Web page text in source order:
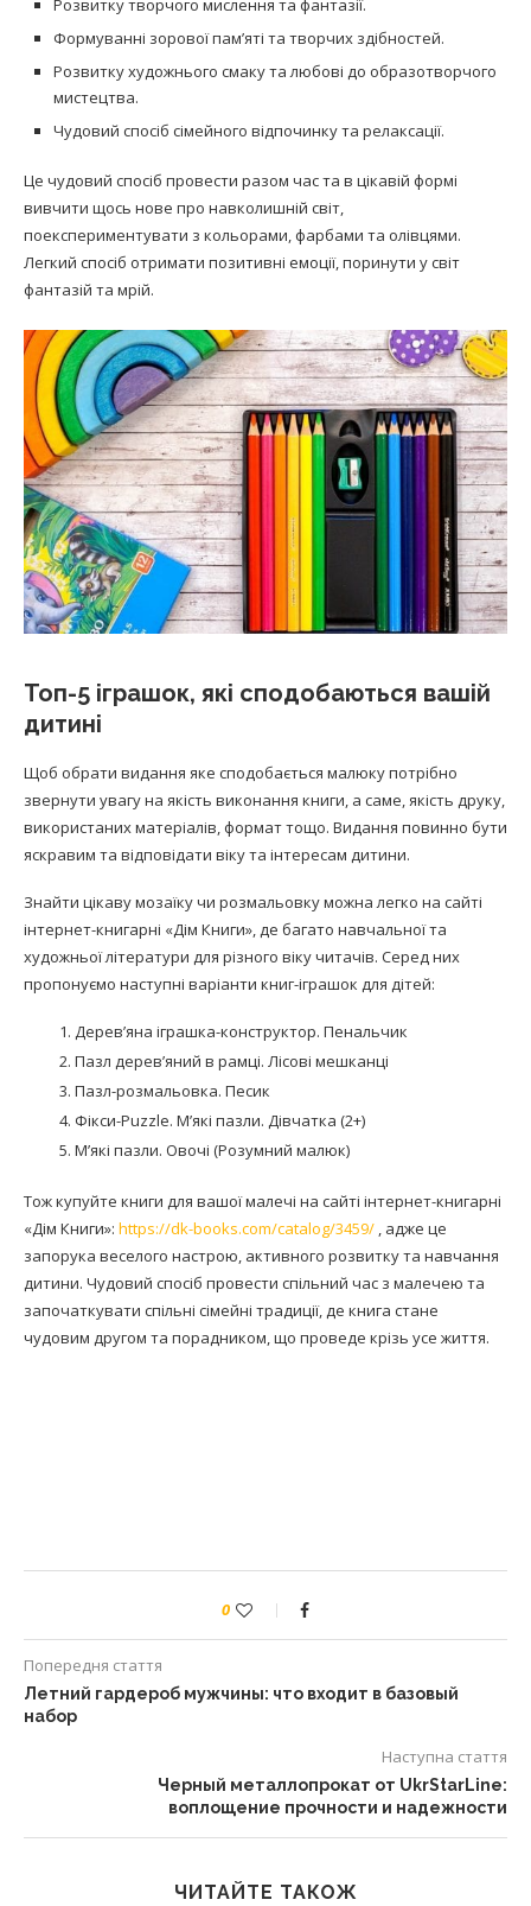
Розвитку творчого мислення та фантазії.
Формуванні зорової пам’яті та творчих здібностей.
Розвитку художнього смаку та любові до образотворчого
мистецтва.
Чудовий спосіб сімейного відпочинку та релаксації.
Це чудовий спосіб провести разом час та в цікавій формі
вивчити щось нове про навколишній світ,
поекспериментувати з кольорами, фарбами та олівцями.
Легкий спосіб отримати позитивні емоції, поринути у світ
фантазій та мрій.
Топ-5 іграшок, які сподобаються вашій
дитині
Щоб обрати видання яке сподобається малюку потрібно
звернути увагу на якість виконання книги, а саме, якість друку,
використаних матеріалів, формат тощо. Видання повинно бути
яскравим та відповідати віку та інтересам дитини.
Знайти цікаву мозаїку чи розмальовку можна легко на сайті
інтернет-книгарні «Дім Книги», де багато навчальної та
художньої літератури для різного віку читачів. Серед них
пропонуємо наступні варіанти книг-іграшок для дітей:
Дерев’яна іграшка-конструктор. Пенальчик
Пазл дерев’яний в рамці. Лісові мешканці
Пазл-розмальовка. Песик
Фікси-Puzzle. М’які пазли. Дівчатка (2+)
М’які пазли. Овочі (Розумний малюк)
Тож купуйте книги для вашої малечі на сайті інтернет-книгарні
«Дім Книги»: https://dk-books.com/catalog/3459/ , адже це
запорука веселого настрою, активного розвитку та навчання
дитини. Чудовий спосіб провести спільний час з малечею та
започаткувати спільні сімейні традиції, де книга стане
чудовим другом та порадником, що проведе крізь усе життя.
0
Попередня стаття
Летний гардероб мужчины: что входит в базовый
набор
Наступна стаття
Черный металлопрокат от UkrStarLine:
воплощение прочности и надежности
ЧИТАЙТЕ ТАКОЖ